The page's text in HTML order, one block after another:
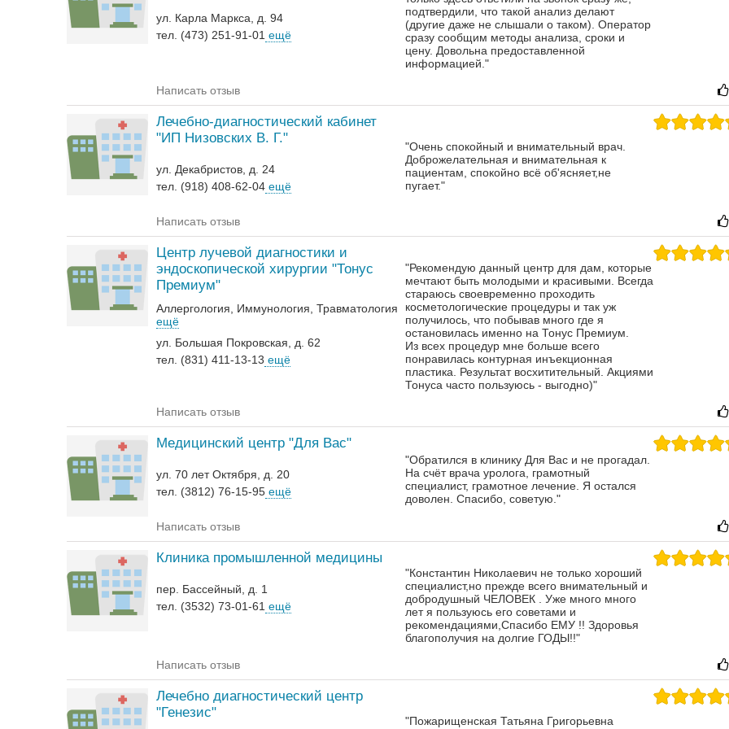
ул. Карла Маркса, д. 94
тел. (473) 251-91-01 ещё
подтвердили, что такой анализ делают
(другие даже не слышали о таком). Оператор
сразу сообщим методы анализа, сроки и
цену. Довольна предоставленной
информацией."
Написать отзыв
Лечебно-диагностический кабинет
"ИП Низовских В. Г."
ул. Декабристов, д. 24
тел. (918) 408-62-04 ещё
"Очень спокойный и внимательный врач.
Доброжелательная и внимательная к
пациентам, спокойно всё об'ясняет,не
пугает."
Написать отзыв
Центр лучевой диагностики и
эндоскопической хирургии "Тонус
Премиум"
Аллергология Иммунология Травматология
ещё
ул. Большая Покровская, д. 62
тел. (831) 411-13-13 ещё
"Рекомендую данный центр для дам, которые
мечтают быть молодыми и красивыми. Всегда
стараюсь своевременно проходить
косметологические процедуры и так уж
получилось, что побывав много где я
остановилась именно на Тонус Премиум.
Из всех процедур мне больше всего
понравилась контурная инъекционная
пластика. Результат восхитительный. Акциями
Тонуса часто пользуюсь - выгодно)"
Написать отзыв
Медицинский центр "Для Вас"
ул. 70 лет Октября, д. 20
тел. (3812) 76-15-95 ещё
"Обратился в клинику Для Вас и не прогадал.
На счёт врача уролога, грамотный
специалист, грамотное лечение. Я остался
доволен. Спасибо, советую."
Написать отзыв
Клиника промышленной медицины
пер. Бассейный, д. 1
тел. (3532) 73-01-61 ещё
"Константин Николаевич не только хороший
специалист,но прежде всего внимательный и
добродушный ЧЕЛОВЕК . Уже много много
лет я пользуюсь его советами и
рекомендациями,Спасибо ЕМУ !! Здоровья
благополучия на долгие ГОДЫ!!"
Написать отзыв
Лечебно диагностический центр
"Генезис"
"Пожарищенская Татьяна Григорьевна